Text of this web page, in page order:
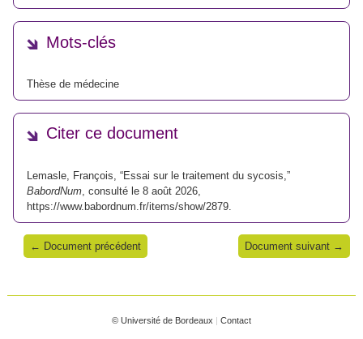
Mots-clés
Thèse de médecine
Citer ce document
Lemasle, François, “Essai sur le traitement du sycosis,”
BabordNum , consulté le 8 août 2026,
https://www.babordnum.fr/items/show/2879
← Document précédent Document suivant →
© Université de Bordeaux | Contact